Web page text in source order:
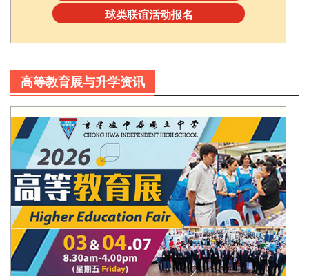
球类联谊活动报名
高等教育展与升学资讯